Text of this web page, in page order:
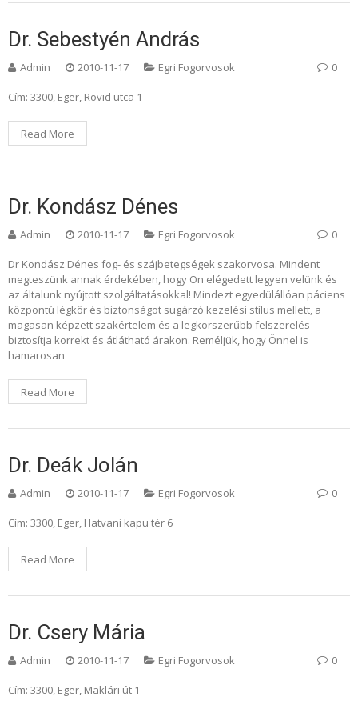
Dr. Sebestyén András
Admin 2010-11-17 Egri Fogorvosok 0
Cím: 3300, Eger, Rövid utca 1
Read More
Dr. Kondász Dénes
Admin 2010-11-17 Egri Fogorvosok 0
Dr Kondász Dénes fog- és szájbetegségek szakorvosa. Mindent
megteszünk annak érdekében, hogy Ön elégedett legyen velünk és
az általunk nyújtott szolgáltatásokkal! Mindezt egyedülállóan páciens
központú légkör és biztonságot sugárzó kezelési stílus mellett, a
magasan képzett szakértelem és a legkorszerűbb felszerelés
biztosítja korrekt és átlátható árakon. Reméljük, hogy Önnel is
hamarosan
Read More
Dr. Deák Jolán
Admin 2010-11-17 Egri Fogorvosok 0
Cím: 3300, Eger, Hatvani kapu tér 6
Read More
Dr. Csery Mária
Admin 2010-11-17 Egri Fogorvosok 0
Cím: 3300, Eger, Maklári út 1